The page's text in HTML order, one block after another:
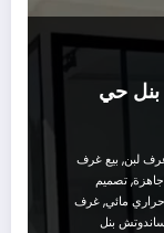
حي
لبن, بيع غرف
, تصميم
مائي, غرف
بنل